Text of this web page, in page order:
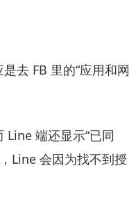
去 FB 里的“应用和网
Line 端还显示“已同
Line 会因为找不到授